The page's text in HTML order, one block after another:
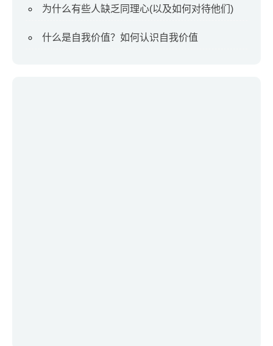
为什么有些人缺乏同理心(以及如何对待他们)
什么是自我价值？如何认识自我价值